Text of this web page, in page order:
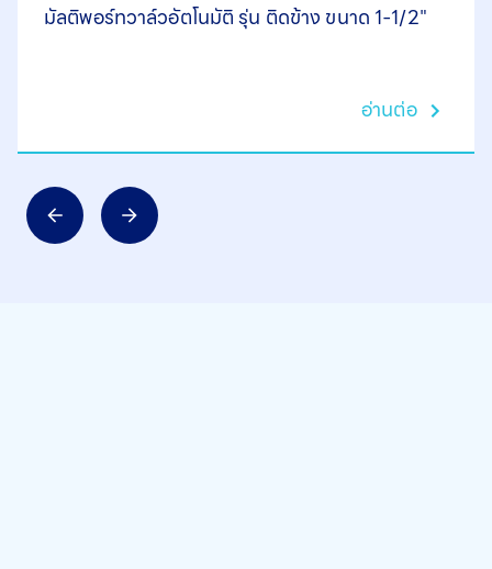
มัลติพอร์ทวาล์วอัตโนมัติ รุ่น ติดข้าง ขนาด 1-1/2"
อ่านต่อ